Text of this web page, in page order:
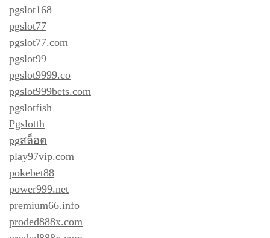
pgslot168
pgslot77
pgslot77.com
pgslot99
pgslot9999.co
pgslot999bets.com
pgslotfish
Pgslotth
pgสล็อต
play97vip.com
pokebet88
power999.net
premium66.info
proded888x.com